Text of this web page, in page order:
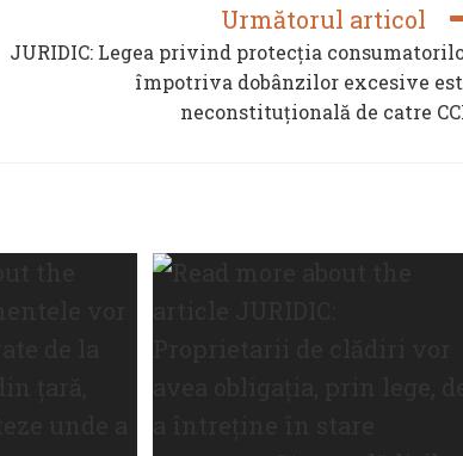
Următorul articol
JURIDIC: Legea privind protecţia
împotriva dobânzilor excesive
neconstituțională de catre